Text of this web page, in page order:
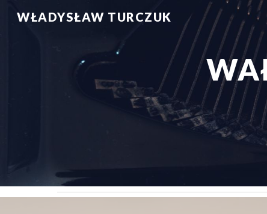
WŁADYSŁAW TURCZUK